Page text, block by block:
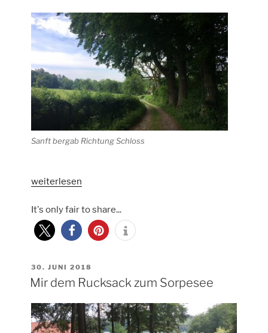
Sanft bergab Richtung Schloss
„Vom
über
Schloss
Melschede
Volkringhausen“
weiterlesen
It's only fair to share...
VERÖFFENTLICHT
AM
30. JUNI 2018
Mir dem Rucksack zum Sorpesee